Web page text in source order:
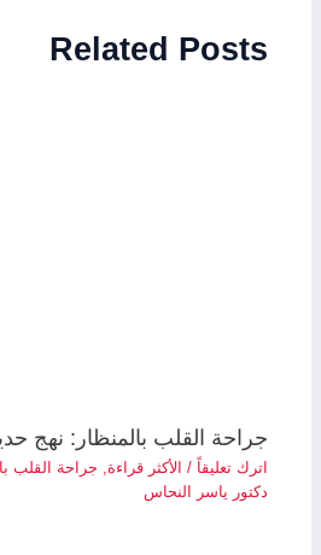
Related Posts
جراحة القلب بالمنظار: نهج
اترك تعليقاً / الأكثر قراءة جراحة القلب
دكتور ياسر النحاس